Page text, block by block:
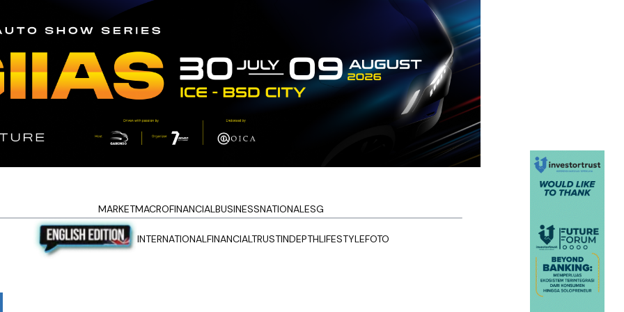
MARKETMACROFINANCIALBUSINESSNATIONALESG
INTERNATIONALFINANCIALTRUSTINDEPTHLIFESTYLEFOTO